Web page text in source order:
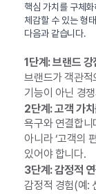
핵심 가치를 구체
체감할 수 있는 형
다음과 같습니다.
1단계: 브랜드 강
브랜드가 객관
기능이 아닌 경
2단계: 고객 가치
욕구와 연결합니
아니라 ‘고객의
있어야 합니다.
3단계: 감정적 연
감정적 경험(예: